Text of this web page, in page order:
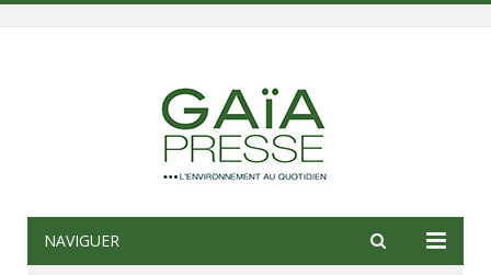
NAVIGUER